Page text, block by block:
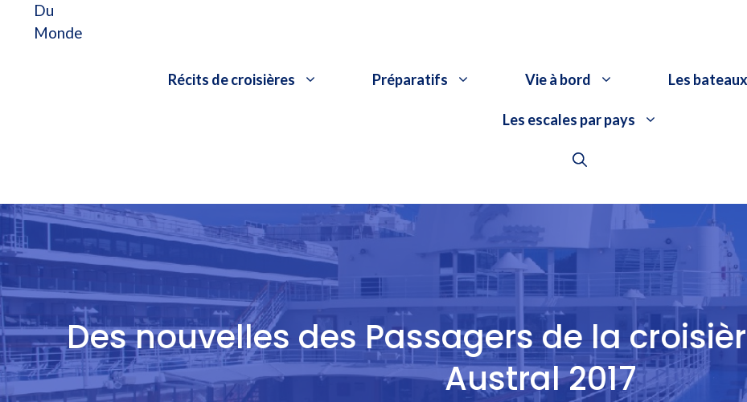
Récits de croisières Préparatifs Vie à bord Les bateaux
Les escales par pays
Des nouvelles des Passagers de la
Austral 2017